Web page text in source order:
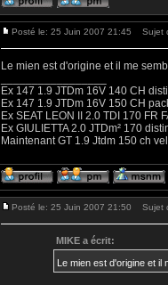
Posté le: 25 Juin 2007 21:45 Sujet
Le mien est d'origine et il me
Ex 147 1.9 JTDm 16V 140 CH
Ex 147 1.9 JTDm 16V 150 CH
Ex SEAT LEON II 2.0 TDI 170 FR
Ex GIULIETTA 2.0 JTDm² 170
Maintenant GT 1.9 Jtdm 150 ch
Posté le: 25 Juin 2007 21:50 Sujet
MIKE a écrit:
Le mien est d'origine et il